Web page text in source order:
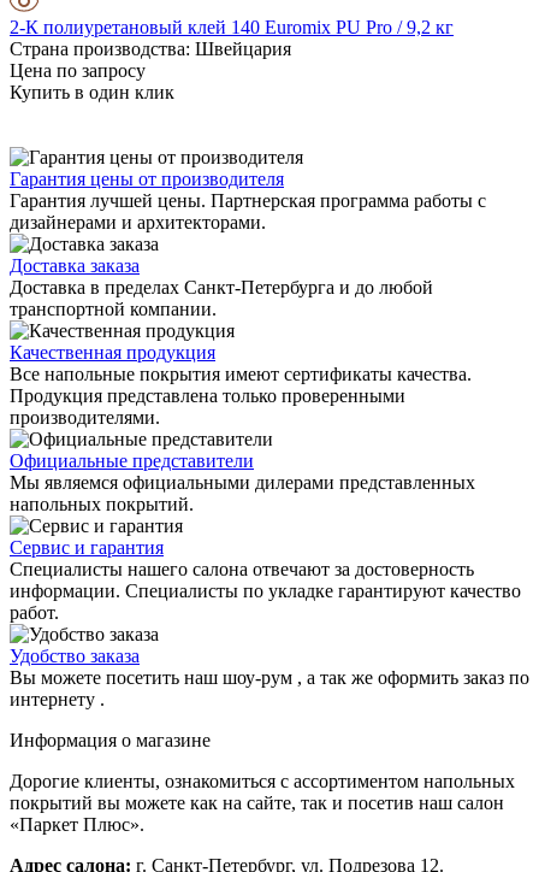
2-К полиуретановый клей 140 Euromix PU Pro / 9,2 кг
Страна производства: Швейцария
Цена по запросу
Купить в один клик
Гарантия цены от производителя
Гарантия лучшей цены. Партнерская программа работы с
дизайнерами и архитекторами.
Доставка заказа
Доставка в пределах Санкт-Петербурга и до любой
транспортной компании.
Качественная продукция
Все напольные покрытия имеют сертификаты качества.
Продукция представлена только проверенными
производителями.
Официальные представители
Мы являемся официальными дилерами представленных
напольных покрытий.
Сервис и гарантия
Специалисты нашего салона отвечают за достоверность
информации. Специалисты по укладке гарантируют качество
работ.
Удобство заказа
Вы можете посетить наш шоу-рум , а так же оформить заказ по
интернету .
Информация о магазине
Дорогие клиенты, ознакомиться с ассортиментом напольных
покрытий вы можете как на сайте, так и посетив наш салон
«Паркет Плюс».
Адрес салона: г. Санкт-Петербург, ул. Подрезова 12.